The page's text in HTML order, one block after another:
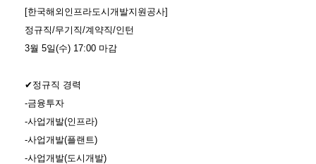
[한국해외인프라도시개발지원공사]
정규직/무기직/계약직/인턴
3월 5일(수) 17:00 마감
✔정규직 경력
-금융투자
-사업개발(인프라)
-사업개발(플랜트)
-사업개발(도시개발)